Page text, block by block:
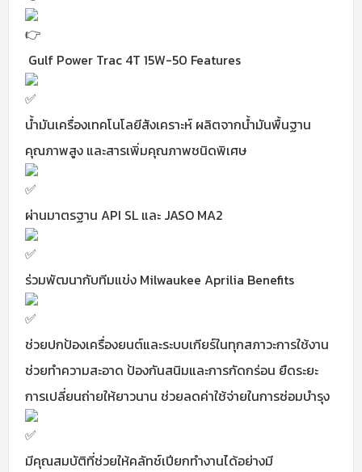
Gulf Power Trac 4T 15W-50 Features
น้ำมันเครื่องเทคโนโลยีสังเคราะห์ ผลิตจากน้ำมันพื้นฐาน
คุณภาพสูง และสารเพิ่มคุณภาพชนิดพิเศษ
ผ่านมาตรฐาน API SL และ JASO MA2
ร่วมพัฒนากับทีมแข่ง Milwaukee Aprilia Benefits
ช่วยปกป้องเครื่องยนต์และระบบเกียร์ในทุกสภาวะการใช้งาน
ช่วยทำความสะอาด ป้องกันสนิมและการกัดกร่อน ยืดระยะ
การเปลี่ยนถ่ายให้ยาวนาน ช่วยลดค่าใช้จ่ายในการซ่อมบำรุง
มีคุณสมบัติที่ช่วยให้คลัทช์เปียกทำงานได้อย่างมี